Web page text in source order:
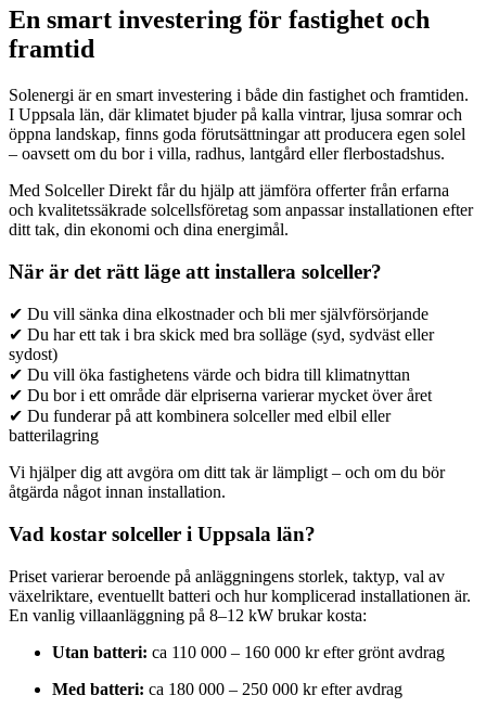
En smart investering för fastighet och
framtid
Solenergi är en smart investering i både din fastighet och framtiden.
I Uppsala län, där klimatet bjuder på kalla vintrar, ljusa somrar och
öppna landskap, finns goda förutsättningar att producera egen solel
– oavsett om du bor i villa, radhus, lantgård eller flerbostadshus.
Med Solceller Direkt får du hjälp att jämföra offerter från erfarna
och kvalitetssäkrade solcellsföretag som anpassar installationen efter
ditt tak, din ekonomi och dina energimål.
När är det rätt läge att installera solceller?
✔ Du vill sänka dina elkostnader och bli mer självförsörjande
✔ Du har ett tak i bra skick med bra solläge (syd, sydväst eller
sydost)
✔ Du vill öka fastighetens värde och bidra till klimatnyttan
✔ Du bor i ett område där elpriserna varierar mycket över året
✔ Du funderar på att kombinera solceller med elbil eller
batterilagring
Vi hjälper dig att avgöra om ditt tak är lämpligt – och om du bör
åtgärda något innan installation.
Vad kostar solceller i Uppsala län?
Priset varierar beroende på anläggningens storlek, taktyp, val av
växelriktare, eventuellt batteri och hur komplicerad installationen är.
En vanlig villaanläggning på 8–12 kW brukar kosta:
Utan batteri: ca 110 000 – 160 000 kr efter grönt avdrag
Med batteri: ca 180 000 – 250 000 kr efter avdrag